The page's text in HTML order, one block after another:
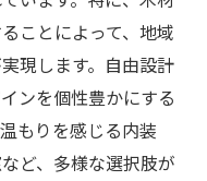
ことによって、地域
現します。自由設計
ンを個性豊かにする
もりを感じる内装
ど、多様な選択肢が